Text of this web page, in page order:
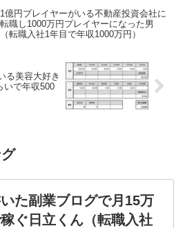
1億円プレイヤーがいる不動産投資会社に
転職し1000万円プレイヤーになった男
（転職入社1年目で年収1000万円）
る美容大好き
いで年収500
た副業ブログで月15万
ぐ日立くん（転職入社